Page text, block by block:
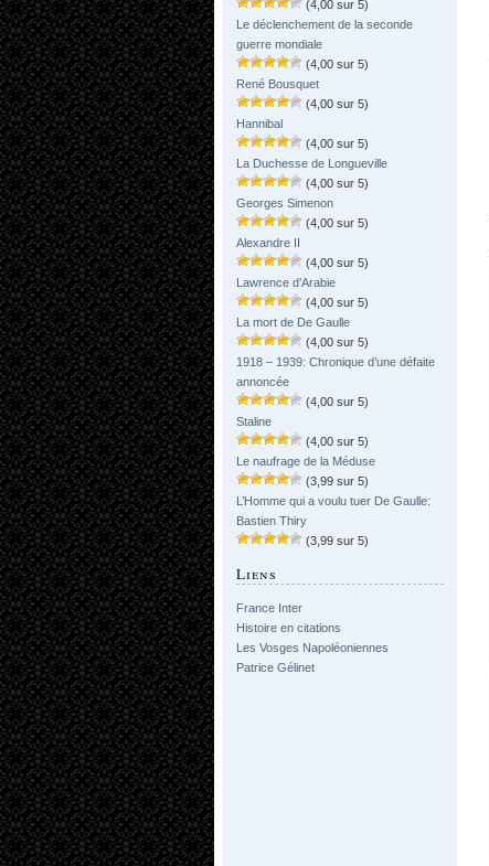
(4,00 sur 5)
Le déclenchement de la seconde
guerre mondiale
(4,00 sur 5)
René Bousquet
(4,00 sur 5)
Hannibal
(4,00 sur 5)
La Duchesse de Longueville
(4,00 sur 5)
Georges Simenon
(4,00 sur 5)
Alexandre II
(4,00 sur 5)
Lawrence d’Arabie
(4,00 sur 5)
La mort de De Gaulle
(4,00 sur 5)
1918 – 1939: Chronique d’une défaite
annoncée
(4,00 sur 5)
Staline
(4,00 sur 5)
Le naufrage de la Méduse
(3,99 sur 5)
L’Homme qui a voulu tuer De Gaulle:
Bastien Thiry
(3,99 sur 5)
Liens
France Inter
Histoire en citations
Les Vosges Napoléoniennes
Patrice Gélinet